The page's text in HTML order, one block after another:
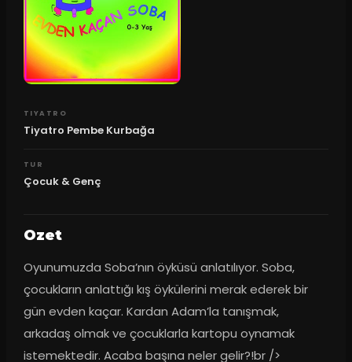
TIYATRO
Tiyatro Pembe Kurbağa
TUR
Çocuk & Genç
Ozet
Oyunumuzda Soba’nın öyküsü anlatılıyor. Soba,
çocukların anlattığı kış öykülerini merak ederek bir
gün evden kaçar. Kardan Adam’la tanışmak,
arkadaş olmak ve çocuklarla kartopu oynamak
istemektedir. Acaba başına neler gelir?!br />